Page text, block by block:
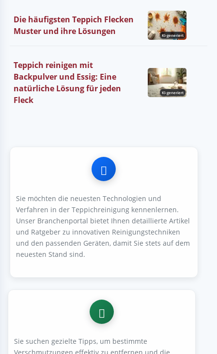
Die häufigsten Teppich Flecken
Muster und ihre Lösungen
KI-generiert
Teppich reinigen mit
Backpulver und Essig: Eine
natürliche Lösung für jeden
Fleck
KI-generiert
Sie möchten die neuesten Technologien und
Verfahren in der Teppichreinigung kennenlernen.
Unser Branchenportal bietet Ihnen detaillierte Artikel
und Ratgeber zu innovativen Reinigungstechniken
und den passenden Geräten, damit Sie stets auf dem
neuesten Stand sind.
Sie suchen gezielte Tipps, um bestimmte